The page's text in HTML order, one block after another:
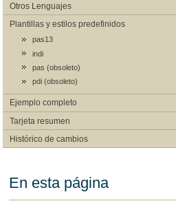
Otros Lenguajes
Plantillas y estilos predefinidos
pas13
indi
pas (obsoleto)
pdi (obsoleto)
Ejemplo completo
Tarjeta resumen
Histórico de cambios
En esta página